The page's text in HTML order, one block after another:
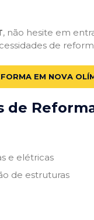
, não hesite em
de
EM NOVA
de
e elétricas
de estruturas